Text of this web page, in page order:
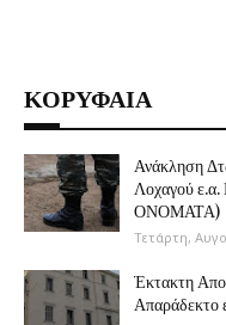
ΚΟΡΥΦΑΙΑ
Ανάκληση
Λοχαγού
ΟΝΟΜΑΤΑ)
Τετάρτη,
Έκτακτη
Απαράδεκτο